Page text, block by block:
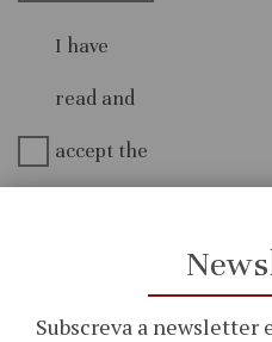
I have
read and
accept the
Subscreva a newsletter